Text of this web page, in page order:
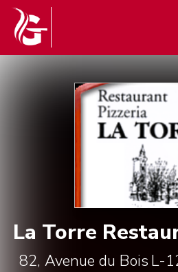
La Torre
82, Avenue du Bois L-